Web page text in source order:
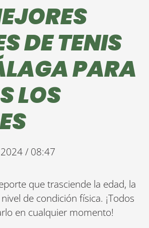
DE TENIS
PARA
LOS
/ 08:47
que trasciende la edad, la
de condición física. ¡Todos
en cualquier momento!